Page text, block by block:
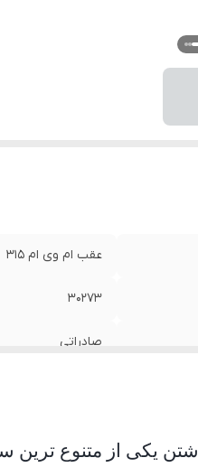
عقب ام وی ام 315
30273
صادراتی
یکی از متنوع ترین